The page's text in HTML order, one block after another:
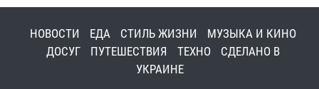
НОВОСТИ ЕДА СТИЛЬ ЖИЗНИ
МУЗЫКА И КИНО
ДОСУГ
ПУТЕШЕСТВИЯ ТЕХНО
СДЕЛАНО В
УКРАИНЕ